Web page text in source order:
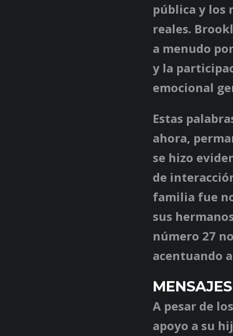
pública y los
reales.
a menudo
y la
emocional
Estas
ahora,
se hizo
de
familia fue
sus
número 27
acentuando
A pesar de
apoyo a su